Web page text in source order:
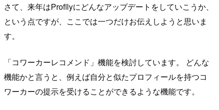
さて、来年はProfllyにどんなアップデートをしていこうか、
という点ですが、ここでは一つだけお伝えしようと思いま
す。
「コワーカーレコメンド」機能を検討しています。 どんな
機能かと言うと、例えば自分と似たプロフィールを持つコ
ワーカーの提示を受けることができるような機能です。